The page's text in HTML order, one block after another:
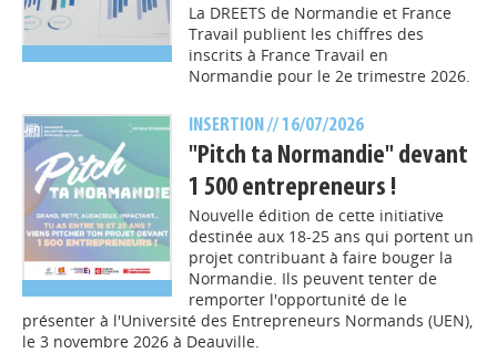
La DREETS de Normandie et France
Travail publient les chiffres des
inscrits à France Travail en
Normandie pour le 2e trimestre 2026.
INSERTION // 16/07/2026
"Pitch ta Normandie" devant
1 500 entrepreneurs !
Nouvelle édition de cette initiative
destinée aux 18-25 ans qui portent un
projet contribuant à faire bouger la
Normandie. Ils peuvent tenter de
remporter l'opportunité de le
présenter à l'Université des Entrepreneurs Normands (UEN),
le 3 novembre 2026 à Deauville.